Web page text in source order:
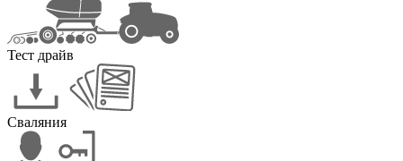
Тест драйв
Сваляния